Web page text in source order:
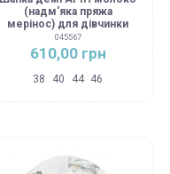
(надм'яка пряжа
мерінос) для дівчинки
045567
610,00 грн
38 40 44 46